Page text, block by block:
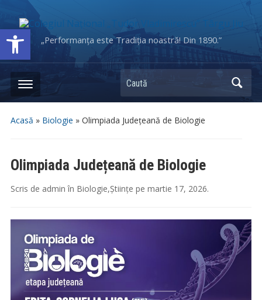
Deschide bara de unelte„Performanța este Tradiția noastră! Din 1890.”
Caută
Acasă » Biologie » Olimpiada Județeană de Biologie
Olimpiada Județeană de Biologie
Scris de admin în Biologie,Științe pe martie 17, 2026.